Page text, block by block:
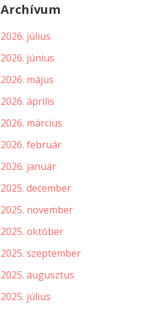
Archívum
2026. július
2026. június
2026. május
2026. április
2026. március
2026. február
2026. január
2025. december
2025. november
2025. október
2025. szeptember
2025. augusztus
2025. július